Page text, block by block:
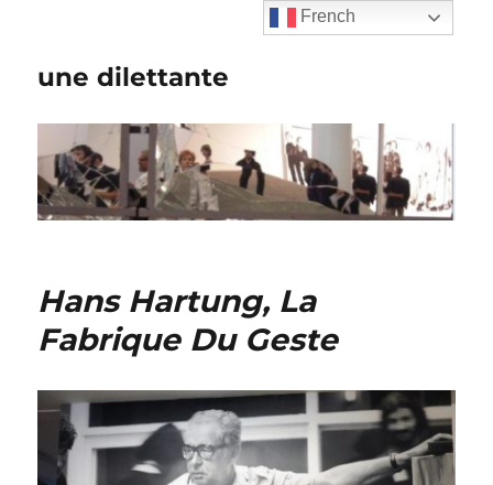
une dilettante
Hans Hartung, La
Fabrique Du Geste
French